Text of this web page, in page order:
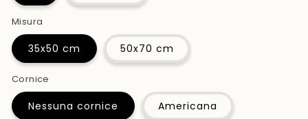
Misura
35x50 cm 50x70 cm
Cornice
Nessuna cornice Americana